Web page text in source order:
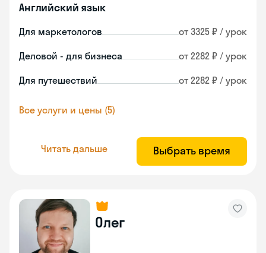
Английский язык
Для маркетологов от 3325 ₽ / урок
Деловой - для бизнеса от 2282 ₽ / урок
Для путешествий от 2282 ₽ / урок
Все услуги и цены (5)
Читать дальше Выбрать время
Олег